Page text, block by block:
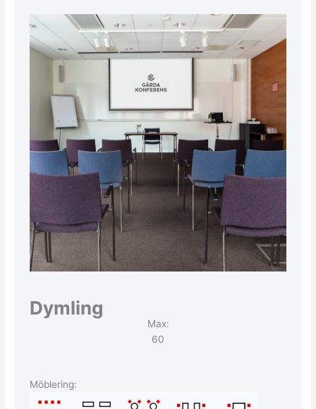
Dymling
Max:
60
Möblering: